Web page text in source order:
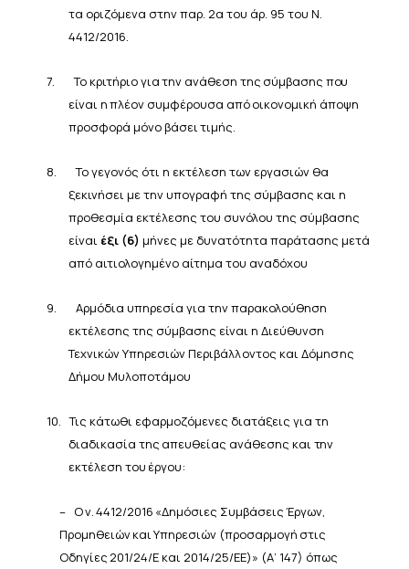
τα οριζόμενα στην παρ. 2α του άρ. 95 του Ν.
4412/2016.
7. Το κριτήριογιατην ανάθεση της σύμβασης που
είναι ηπλέον συμφέρουσα απόοικονομική άποψη
προσφορά μόνοβάσειτιμής.
8.
Το γεγονός ότι η εκτέλεση των εργασιών θα
ξεκινήσει με την υπογραφή της σύμβασης και η
προθεσμία εκτέλεσης του συνόλου της σύμβασης
είναι έξι (6) μήνες με δυνατότητα παράτασης μετά
από αιτιολογημένο αίτημα του αναδόχου
9.
Αρμόδια υπηρεσία για την παρακολούθηση
εκτέλεσης της σύμβασης είναι η Διεύθυνση
ΤεχνικώνΥπηρεσιώνΠεριβάλλοντος και Δόμησης
Δήμου Μυλοποτάμου
10. Τις κάτωθι εφαρμοζόμενες διατάξεις για τη
διαδικασία της απευθείας ανάθεσης και την
εκτέλεση του έργου:
– Ον.4412/2016 «Δημόσιες ΣυμβάσειςΈργων,
ΠρομηθειώνκαιΥπηρεσιών (προσαρμογή στις
Οδηγίες 201/24/Εκαι 2014/25/ΕΕ)» (Α’ 147) όπως